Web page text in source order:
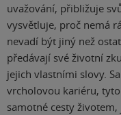
uvažování, přibližuje
vysvětluje, proč nemá
nevadí být jiný než
předávají své životní
jejich vlastními slovy.
vrcholovou kariéru,
samotné cesty